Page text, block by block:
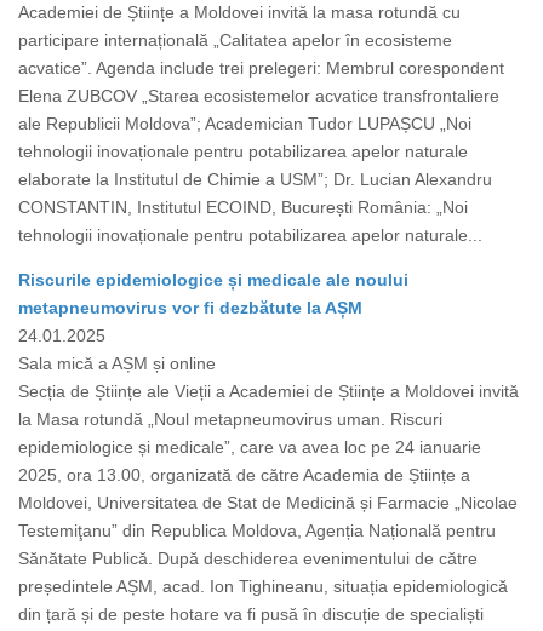
Academiei de Științe a Moldovei invită la masa rotundă cu
participare internațională „Calitatea apelor în ecosisteme
acvatice”. Agenda include trei prelegeri: Membrul corespondent
Elena ZUBCOV „Starea ecosistemelor acvatice transfrontaliere
ale Republicii Moldova”; Academician Tudor LUPAȘCU „Noi
tehnologii inovaționale pentru potabilizarea apelor naturale
elaborate la Institutul de Chimie a USM”; Dr. Lucian Alexandru
CONSTANTIN, Institutul ECOIND, București România: „Noi
tehnologii inovaționale pentru potabilizarea apelor naturale...
Riscurile epidemiologice și medicale ale noului
metapneumovirus vor fi dezbătute la AȘM
24.01.2025
Sala mică a AȘM și online
Secția de Științe ale Vieții a Academiei de Științe a Moldovei invită
la Masa rotundă „Noul metapneumovirus uman. Riscuri
epidemiologice și medicale”, care va avea loc pe 24 ianuarie
2025, ora 13.00, organizată de către Academia de Științe a
Moldovei, Universitatea de Stat de Medicină și Farmacie „Nicolae
Testemiţanu” din Republica Moldova, Agenția Națională pentru
Sănătate Publică. După deschiderea evenimentului de către
președintele AȘM, acad. Ion Tighineanu, situația epidemiologică
din țară și de peste hotare va fi pusă în discuție de specialiști